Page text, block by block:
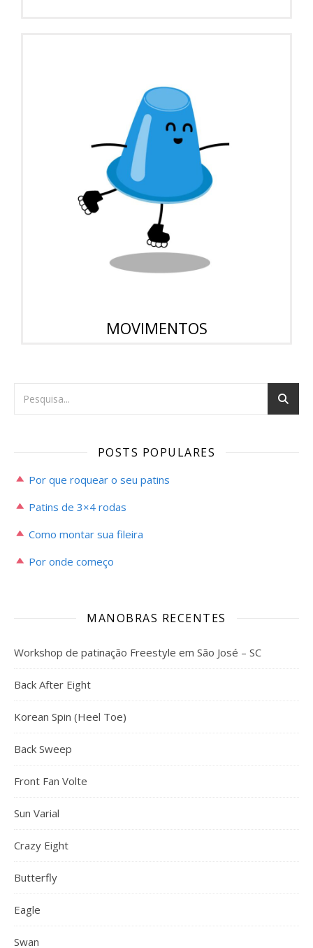
MOVIMENTOS
POSTS POPULARES
Por que roquear o seu patins
Patins de 3×4 rodas
Como montar sua fileira
Por onde começo
MANOBRAS RECENTES
Workshop de patinação Freestyle em São José – SC
Back After Eight
Korean Spin (Heel Toe)
Back Sweep
Front Fan Volte
Sun Varial
Crazy Eight
Butterfly
Eagle
Swan